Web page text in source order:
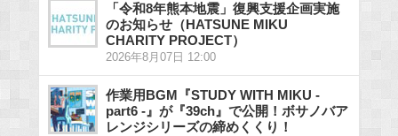
「令和8年熊本地震」復興支援企画実施
のお知らせ（HATSUNE MIKU
CHARITY PROJECT）
2026年8月07日 12:00
作業用BGM『STUDY WITH MIKU -
part6 -』が『39ch』で公開！ボサノバア
レンジシリーズの締めくくり！